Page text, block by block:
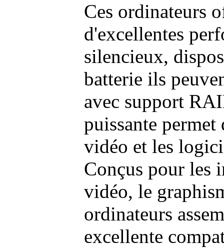
Ces ordinateurs
d'excellentes
silencieux,
batterie ils
avec support
puissante permet
vidéo et les
Conçus pour les
vidéo, le
ordinateurs
excellente